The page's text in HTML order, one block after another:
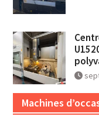
Machines